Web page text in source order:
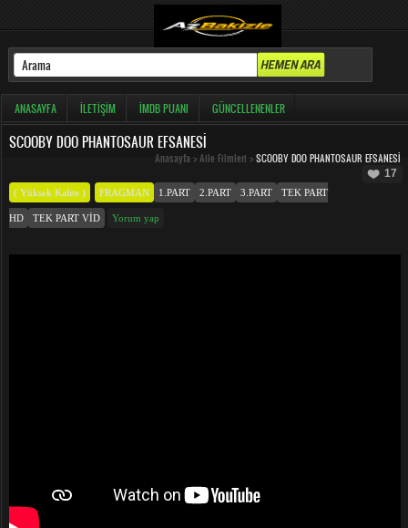
ANASAYFA İLETIŞIM İMDB PUANI GÜNCELLENENLER
SCOOBY DOO PHANTOSAUR EFSANESI
Anasayfa > Aile Filmleri > SCOOBY DOO PHANTOSAUR EFSANESI
17
( Yüksek Kalite ) FRAGMAN 1.PART 2.PART 3.PART TEK PART
HD TEK PART VID Yorum yap